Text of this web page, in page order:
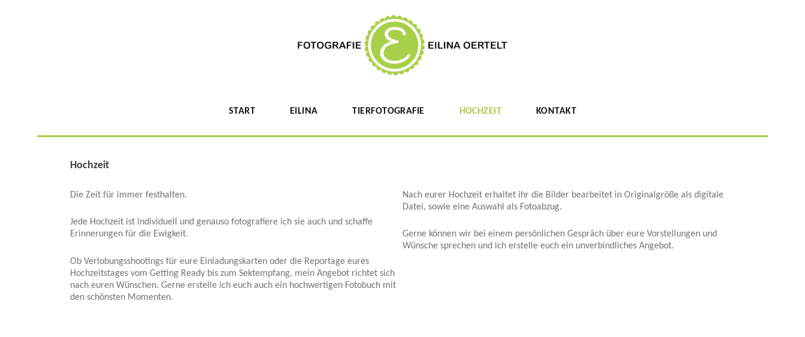
START EILINA TIERFOTOGRAFIE HOCHZEIT KONTAKT
Hochzeit
Die Zeit für immer festhalten.
Jede Hochzeit ist individuell und genauso fotografiere ich sie auch und schaffe
Erinnerungen für die Ewigkeit.
Ob Verlobungsshootings für eure Einladungskarten oder die Reportage eures
Hochzeitstages vom Getting Ready bis zum Sektempfang, mein Angebot richtet sich
nach euren Wünschen. Gerne erstelle ich euch auch ein hochwertigen Fotobuch mit
den schönsten Momenten.
Nach eurer Hochzeit erhaltet ihr die Bilder bearbeitet in Originalgröße als digitale
Datei, sowie eine Auswahl als Fotoabzug.
Gerne können wir bei einem persönlichen Gespräch über eure Vorstellungen und
Wünsche sprechen und ich erstelle euch ein unverbindliches Angebot.